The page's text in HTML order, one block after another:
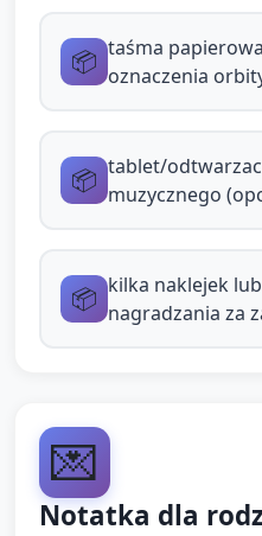
Rozdaj proste
jest mniej,
małych
uderzenia:
pauza), dzieci
Po chwili
📦 taśma
oznaczenia
📦 tablet/
muzycznego
📦 kilka naklejek
nagradzania za
💌
Notatka dla